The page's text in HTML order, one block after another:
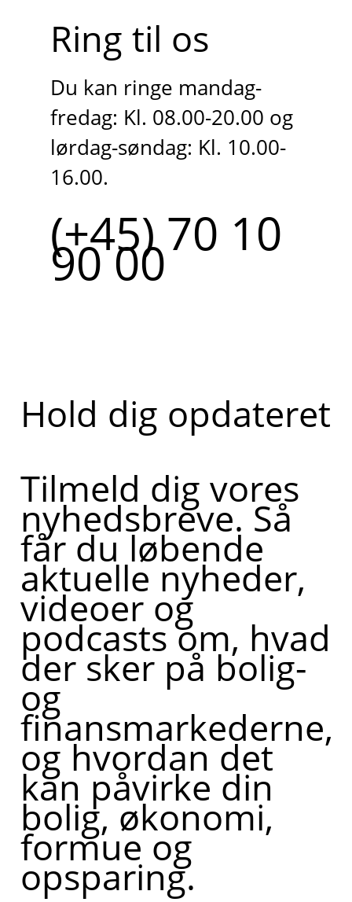
Ring til os
Du kan ringe mandag-
fredag: Kl. 08.00-20.00 og
lørdag-søndag: Kl. 10.00-
16.00.
(+45) 70 10
90 00
Hold dig opdateret
Tilmeld dig vores
nyhedsbreve. Så
får du løbende
aktuelle nyheder,
videoer og
podcasts om, hvad
der sker på bolig-
og
finansmarkederne,
og hvordan det
kan påvirke din
bolig, økonomi,
formue og
opsparing.